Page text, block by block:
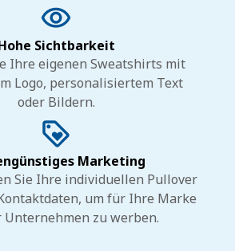
Sichtbarkeit
Ihre eigenen Sweatshirts mit
Logo, personalisiertem Text
oder Bildern.
Marketing
Sie Ihre individuellen Pullover
um für Ihre Marke
Unternehmen zu werben.